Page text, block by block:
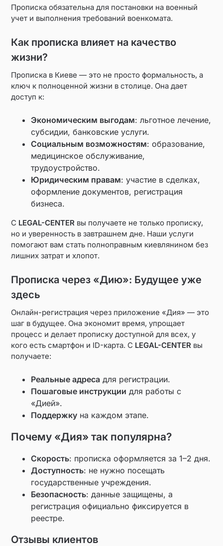
Прописка обязательна для постановки на военный
учет и выполнения требований военкомата.
Как прописка влияет на качество
жизни?
Прописка в Киеве — это не просто формальность, а
ключ к полноценной жизни в столице. Она дает
доступ к:
Экономическим выгодам: льготное лечение,
субсидии, банковские услуги.
Социальным возможностям: образование,
медицинское обслуживание,
трудоустройство.
Юридическим правам: участие в сделках,
оформление документов, регистрация
бизнеса.
С LEGAL-CENTER вы получаете не только прописку,
но и уверенность в завтрашнем дне. Наши услуги
помогают вам стать полноправным киевлянином без
лишних затрат и хлопот.
Прописка через «Дию»: Будущее уже
здесь
Онлайн-регистрация через приложение «Дия» — это
шаг в будущее. Она экономит время, упрощает
процесс и делает прописку доступной для всех, у
кого есть смартфон и ID-карта. С LEGAL-CENTER вы
получаете:
Реальные адреса для регистрации.
Пошаговые инструкции для работы с
«Дией».
Поддержку на каждом этапе.
Почему «Дия» так популярна?
Скорость: прописка оформляется за 1–2 дня.
Доступность: не нужно посещать
государственные учреждения.
Безопасность: данные защищены, а
регистрация официально фиксируется в
реестре.
Отзывы клиентов